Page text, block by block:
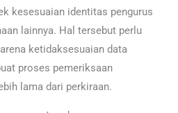
kesesuaian identitas pengurus
lainnya. Hal tersebut perlu
ketidaksesuaian data
proses pemeriksaan
lama dari perkiraan.